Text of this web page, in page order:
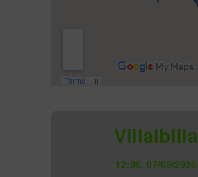
Villalbilla
12:06, 07/08/2026